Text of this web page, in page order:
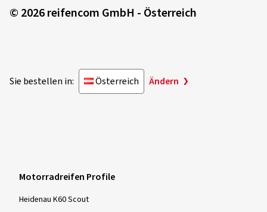
© 2026 reifencom GmbH - Österreich
Sie bestellen in: Österreich Ändern
Motorradreifen Profile
Heidenau K60 Scout